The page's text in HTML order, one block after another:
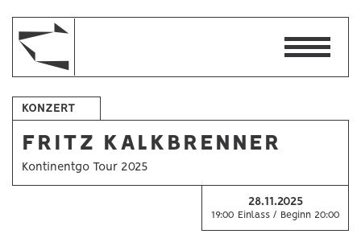
KONZERT
FRITZ KALKBRENNER
Kontinentgo Tour 2025
28.11.2025
19:00 Einlass / Beginn 20:00